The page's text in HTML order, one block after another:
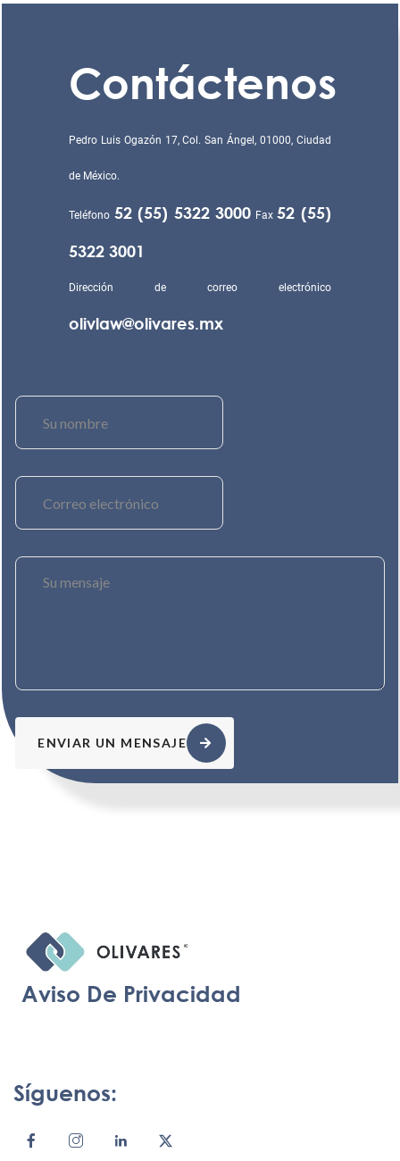
Contáctenos
Pedro Luis Ogazón 17, Col. San Ángel, 01000, Ciudad
de México.
Teléfono 52 (55) 5322 3000 Fax52 (55)
5322 3001
Dirección de correo electrónico
olivlaw@olivares.mx
ENVIAR UN MENSAJE
Aviso De Privacidad
Síguenos: